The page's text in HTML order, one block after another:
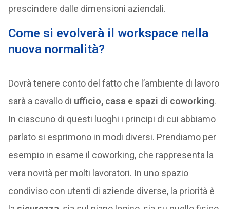
prescindere dalle dimensioni aziendali.
Come si evolverà il workspace nella
nuova normalità?
Dovrà tenere conto del fatto che l’ambiente di lavoro
sarà a cavallo di ufficio, casa e spazi di coworking.
In ciascuno di questi luoghi i principi di cui abbiamo
parlato si esprimono in modi diversi. Prendiamo per
esempio in esame il coworking, che rappresenta la
vera novità per molti lavoratori. In uno spazio
condiviso con utenti di aziende diverse, la priorità è